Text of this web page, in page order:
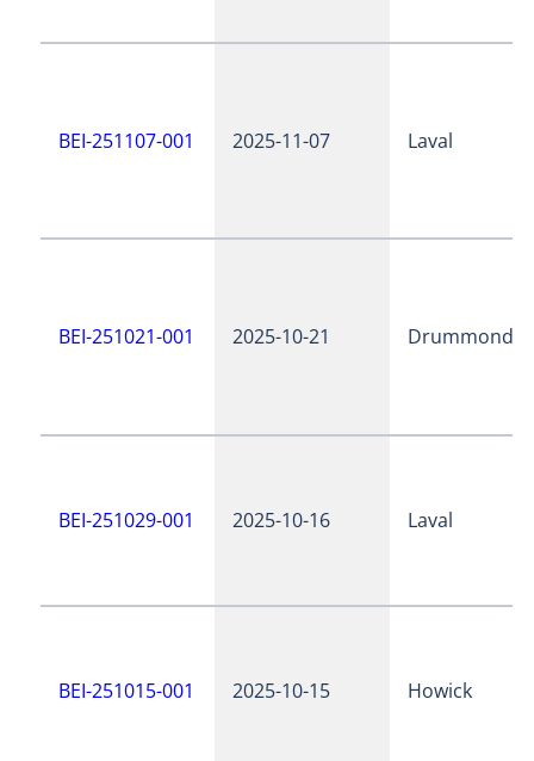
BEI-251107-001 2025-11-07 Laval
BEI-251021-001 2025-10-21
BEI-251029-001 2025-10-16 Laval
BEI-251015-001 2025-10-15 Howick